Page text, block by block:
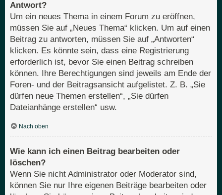
Antwort?
Um ein neues Thema in einem Forum zu eröffnen,
müssen Sie auf „Neues Thema“ klicken. Um auf einen
Beitrag zu antworten, müssen Sie auf „Antworten“
klicken. Es könnte sein, dass eine Registrierung
erforderlich ist, bevor Sie einen Beitrag schreiben
können. Ihre Berechtigungen sind jeweils am Ende der
Foren- und der Beitragsansicht aufgelistet. Z. B. „Sie
dürfen neue Themen erstellen“, „Sie dürfen
Dateianhänge erstellen“ usw.
Nach oben
Wie kann ich einen Beitrag bearbeiten oder
löschen?
Wenn Sie nicht Administrator oder Moderator sind,
können Sie nur Ihre eigenen Beiträge bearbeiten oder